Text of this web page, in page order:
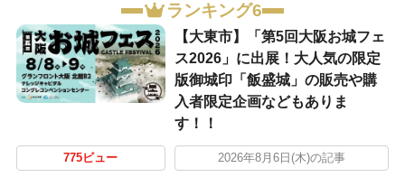
ランキング6
【大東市】「第5回大阪お城フェ
ス2026」に出展！大人気の限定
版御城印「飯盛城」の販売や購
入者限定企画などもありま
す！！
775ビュー 2026年8月6日(木)の記事